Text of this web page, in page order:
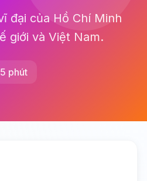
đại của Hồ Chí Minh
giới và Việt Nam.
phút